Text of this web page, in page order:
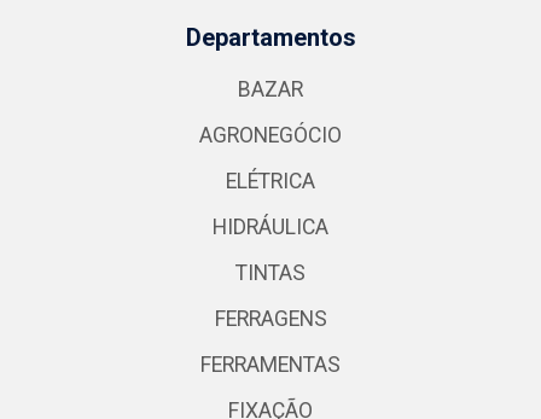
Departamentos
BAZAR
AGRONEGÓCIO
ELÉTRICA
HIDRÁULICA
TINTAS
FERRAGENS
FERRAMENTAS
FIXAÇÃO